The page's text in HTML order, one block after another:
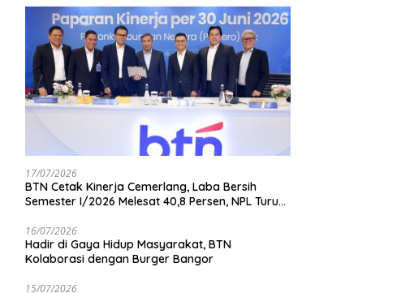
17/07/2026
BTN Cetak Kinerja Cemerlang, Laba Bersih
Semester I/2026 Melesat 40,8 Persen, NPL Turun
16/07/2026
Hadir di Gaya Hidup Masyarakat, BTN
Kolaborasi dengan Burger Bangor
15/07/2026